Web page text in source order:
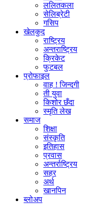
ललितकला
सेलिब्रेटी
गसिप
खेलकुद
राष्ट्रिय
अन्तराष्ट्रिय
क्रिकेट
फुटबल
प्रोफाइल
वाह ! जिन्दगी
ती युवा
किशोर छँदा
स्मृति लेख
समाज
शिक्षा
संस्कृति
इतिहास
प्रवास
अन्तर्राष्ट्रिय
सहर
अर्थ
खानपिन
ब्लोअप